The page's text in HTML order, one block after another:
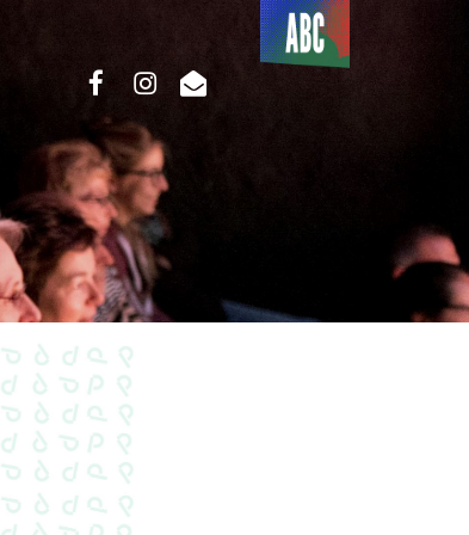
Du côté
de l’ABC
facebookinstagram
email